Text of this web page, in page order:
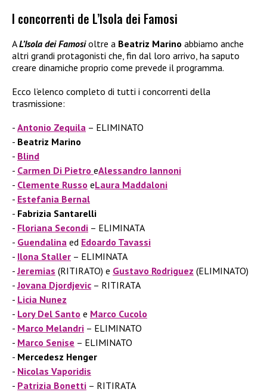
I concorrenti de L’Isola dei Famosi
AL’Isola dei Famosioltre a Beatriz Marino abbiamo anche
altri grandi protagonisti che, fin dal loro arrivo, ha saputo
creare dinamiche proprio come prevede il programma.
Ecco l’elenco completo di tutti i concorrenti della
trasmissione:
Antonio Zequila – ELIMINATO
Beatriz Marino
Blind
Carmen Di Pietro eAlessandro Iannoni
Clemente Russo eLaura Maddaloni
Estefania Bernal
Fabrizia Santarelli
Floriana Secondi – ELIMINATA
Guendalina ed Edoardo Tavassi
Ilona Staller – ELIMINATA
Jeremias (RITIRATO) e Gustavo Rodriguez (ELIMINATO)
Jovana Djordjevic – RITIRATA
Licia Nunez
Lory Del Santo e Marco Cucolo
Marco Melandri – ELIMINATO
Marco Senise – ELIMINATO
Mercedesz Henger
Nicolas Vaporidis
Patrizia Bonetti – RITIRATA